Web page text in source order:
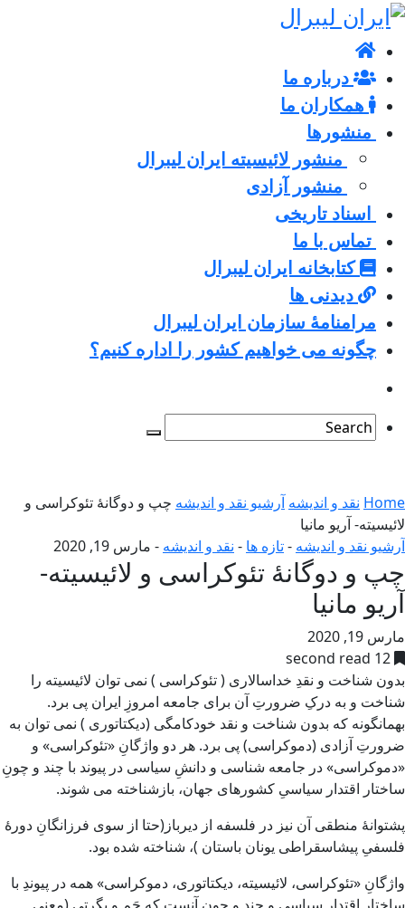
درباره ما
همکاران ما
منشورها
منشور لائیسیته ایران لیبرال
منشور آزادی
اسناد تاریخی
تماس با ما
کتابخانه ایران لیبرال
دیدنی ها
مرامنامۀ سازمان ایران لیبرال
چگونه می خواهیم کشور را اداره کنیم؟
Home نقد و اندیشه آرشیو نقد و اندیشه چپ و دوگانهٔ تئوکراسی و
لائیسیته- آریو مانیا
آرشیو نقد و اندیشه -تازه ها - نقد و اندیشه - مارس 19, 2020
چپ و دوگانهٔ تئوکراسی و لائیسیته-
آریو مانیا
مارس 19, 2020
12 second read
بدون شناخت و نقدِ خداسالاری ( تئوکراسی ) نمی توان لائیسیته را
شناخت و به درکِ ضرورتِ آن برای جامعه امروزِ ایران پی برد.
بهمانگونه که بدون شناخت و نقد خودکامگی (دیکتاتوری ) نمی توان به
ضرورتِ آزادی (دموکراسی) پی برد. هر دو واژگانِ «تئوکراسی» و
«دموکراسی» در جامعه شناسی و دانشِ سیاسی در پیوند با چند و چونِ
ساختار اقتدار سیاسیِ کشورهای جهان، بازشناخته می شوند.
پشتوانهٔ منطقی آن نیز در فلسفه از دیرباز(حتا از سوی فرزانگانِ دورهٔ
فلسفیِ پیشاسقراطی یونان باستان )، شناخته شده بود.
واژگانِ «تئوکراسی، لائیسیته، دیکتاتوری، دموکراسی» همه در پیوندِ با